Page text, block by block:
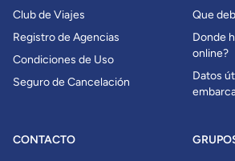
Club de Viajes
Registro de Agencias
Condiciones de Uso
Seguro de Cancelación
Que
Donde
online?
Datos
CONTACTO